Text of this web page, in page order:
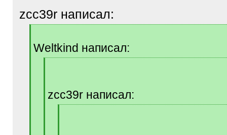
zcc39r написал:
]
Weltkind написал:
zcc39r написал: